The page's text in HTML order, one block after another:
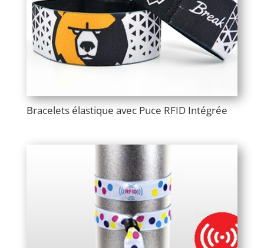
Bracelets élastique avec Puce RFID Intégrée